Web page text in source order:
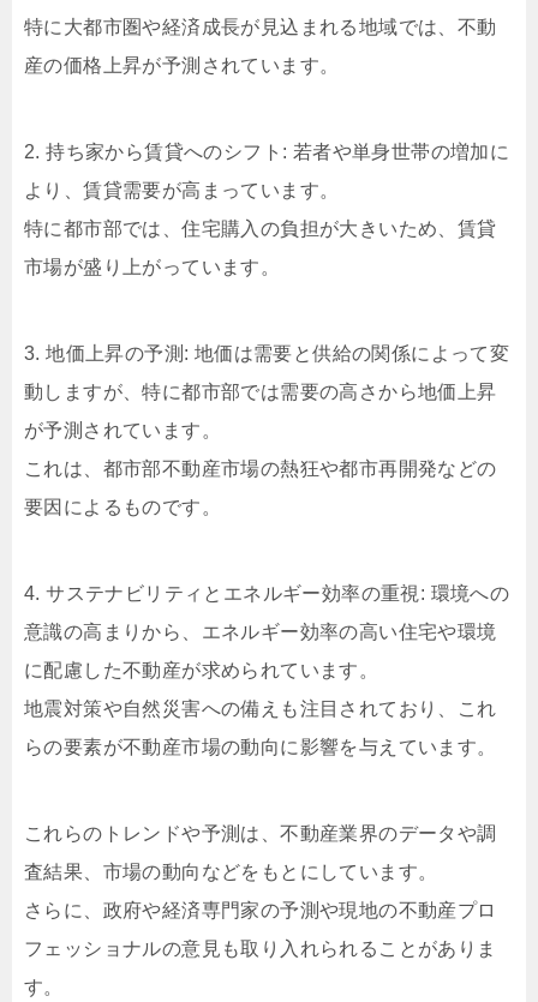
特に大都市圏や経済成長が見込まれる地域では、不動
産の価格上昇が予測されています。
2. 持ち家から賃貸へのシフト: 若者や単身世帯の増加に
より、賃貸需要が高まっています。
特に都市部では、住宅購入の負担が大きいため、賃貸
市場が盛り上がっています。
3. 地価上昇の予測: 地価は需要と供給の関係によって変
動しますが、特に都市部では需要の高さから地価上昇
が予測されています。
これは、都市部不動産市場の熱狂や都市再開発などの
要因によるものです。
4. サステナビリティとエネルギー効率の重視: 環境への
意識の高まりから、エネルギー効率の高い住宅や環境
に配慮した不動産が求められています。
地震対策や自然災害への備えも注目されており、これ
らの要素が不動産市場の動向に影響を与えています。
これらのトレンドや予測は、不動産業界のデータや調
査結果、市場の動向などをもとにしています。
さらに、政府や経済専門家の予測や現地の不動産プロ
フェッショナルの意見も取り入れられることがありま
す。